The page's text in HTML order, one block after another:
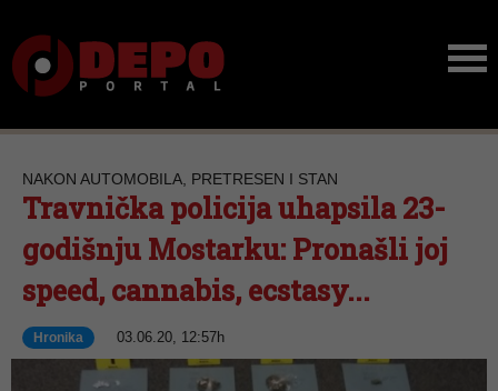
NAKON AUTOMOBILA, PRETRESEN I STAN
Travnička policija uhapsila 23-
godišnju Mostarku: Pronašli joj
speed, cannabis, ecstasy...
Hronika 03.06.20, 12:57h